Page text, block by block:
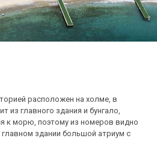
расположен на холме, в
из главного здания и бунгало,
к морю, поэтому из номеров видно
здании большой атриум с